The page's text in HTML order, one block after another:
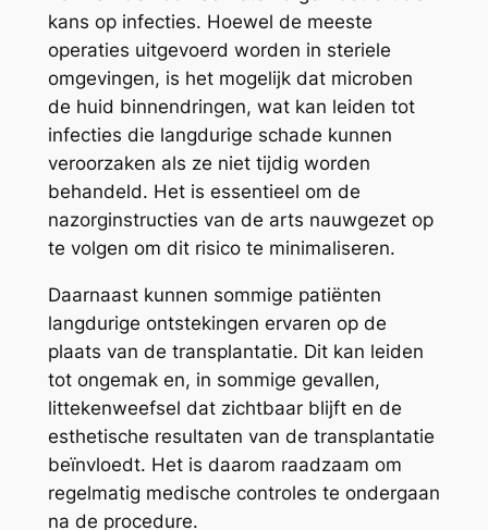
kans op infecties. Hoewel de meeste
operaties uitgevoerd worden in steriele
omgevingen, is het mogelijk dat microben
de huid binnendringen, wat kan leiden tot
infecties die langdurige schade kunnen
veroorzaken als ze niet tijdig worden
behandeld. Het is essentieel om de
nazorginstructies van de arts nauwgezet op
te volgen om dit risico te minimaliseren.
Daarnaast kunnen sommige patiënten
langdurige ontstekingen ervaren op de
plaats van de transplantatie. Dit kan leiden
tot ongemak en, in sommige gevallen,
littekenweefsel dat zichtbaar blijft en de
esthetische resultaten van de transplantatie
beïnvloedt. Het is daarom raadzaam om
regelmatig medische controles te ondergaan
na de procedure.